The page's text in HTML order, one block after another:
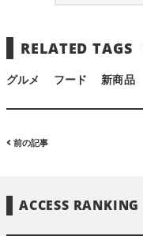
RELATED TAGS
グルメ フード 新商品
前の記事
ACCESS RANKING